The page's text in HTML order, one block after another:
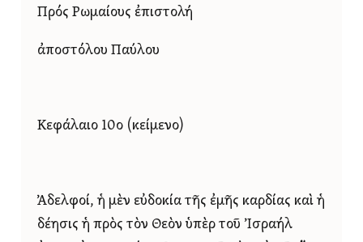
Πρός Ρωμαίους ἐπιστολή
ἀποστόλου Παύλου
Κεφάλαιο 10ο (κείμενο)
Ἀδελφοί, ἡ μὲν εὐδοκία τῆς ἐμῆς καρδίας καὶ ἡ
δέησις ἡ πρὸς τὸν Θεὸν ὑπὲρ τοῦ Ἰσραήλ